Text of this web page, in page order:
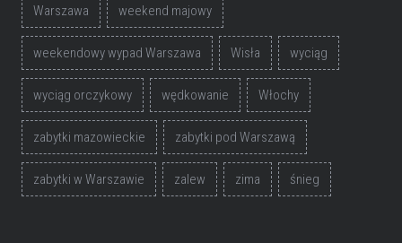
Warszawa weekend majowy
weekendowy wypad Warszawa Wisła wyciąg
wyciąg orczykowy wędkowanie Włochy
zabytki mazowieckie zabytki pod Warszawą
zabytki w Warszawie zalew zima śnieg